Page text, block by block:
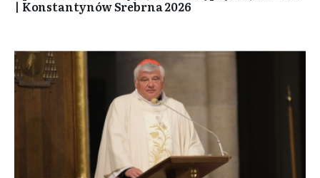
| Konstantynów Srebrna 2026